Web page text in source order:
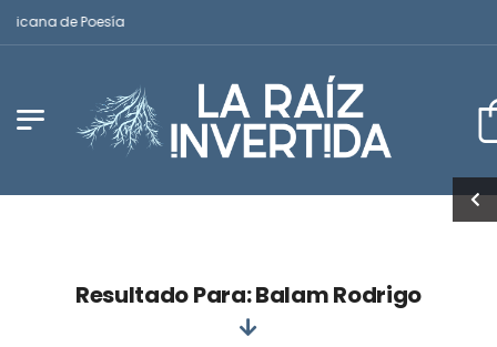
de Poesía
Resultado Para: Balam Rodrigo